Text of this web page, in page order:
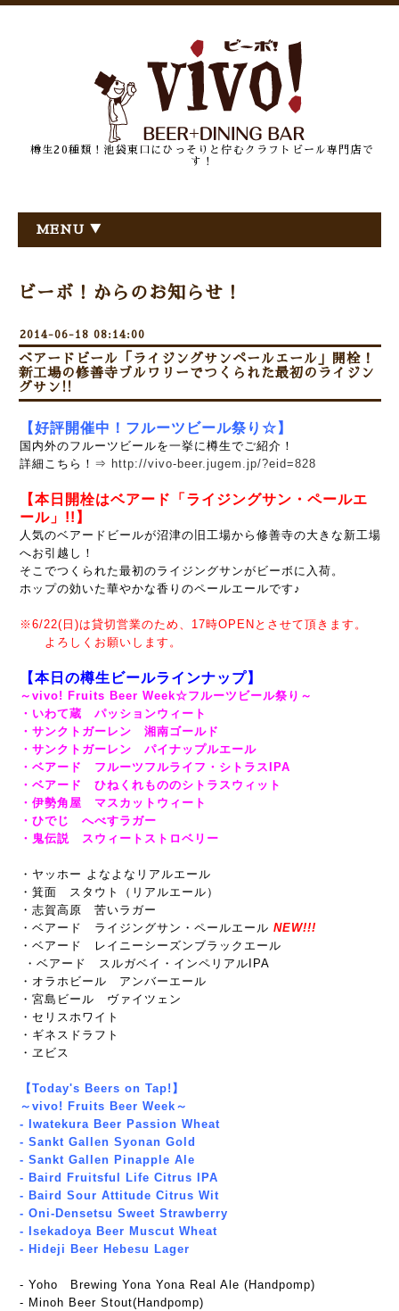
樽生20種類！池袋東口にひっそりと佇むクラフトビール専門店で
す！
MENU ▼
ビーボ！からのお知らせ！
2014-06-18 08:14:00
ベアードビール「ライジングサンペールエール」開栓！
新工場の修善寺ブルワリーでつくられた最初のライジン
グサン!!
【好評開催中 ！フルーツビール祭り☆】
国内外のフルーツビールを一挙に樽生でご紹介！
詳細こちら！⇒ http://vivo-beer.jugem.jp/?eid=828
【本日開栓はベアード「ライジングサン・ペールエ
ール」 !!】
人気のベアードビールが沼津の旧工場から修善寺の大きな新工場
へお引越し！
そこでつくられた最初のライジングサンがビーボに入荷。
ホップの効いた華やかな香りのペールエールです♪
※6/22(日)は貸切営業のため、17時OPENとさせて頂きます。
よろしくお願いします。
【本日の樽生ビールラインナップ】
～vivo! Fruits Beer Week☆フルーツビール祭り～
・いわて蔵 パッションウィート
・サンクトガーレン 湘南ゴールド
・サンクトガーレン パイナップルエール
・ベアード フルーツフルライフ・シトラスIPA
・ベアード ひねくれもののシトラスウィット
・伊勢角屋 マスカットウィート
・ひでじ へべすラガー
・鬼伝説 スウィートストロベリー
・ヤッホー よなよなリアルエール
・箕面 スタウト（リアルエール）
・志賀高原 苦いラガー
・ベアード ライジングサン・ペールエール NEW!!!
・ベアード レイニーシーズンブラックエール
・ベアード スルガベイ・インペリアルIPA
・オラホビール アンバーエール
・宮島ビール ヴァイツェン
・セリスホワイト
・ギネスドラフト
・ヱビス
【Today's Beers on Tap!】
～vivo! Fruits Beer Week～
- Iwatekura Beer Passion Wheat
- Sankt Gallen Syonan Gold
- Sankt Gallen Pinapple Ale
- Baird Fruitsful Life Citrus IPA
- Baird Sour Attitude Citrus Wit
- Oni-Densetsu Sweet Strawberry
- Isekadoya Beer Muscut Wheat
- Hideji Beer Hebesu Lager
- Yoho Brewing Yona Yona Real Ale (Handpomp)
- Minoh Beer Stout(Handpomp)